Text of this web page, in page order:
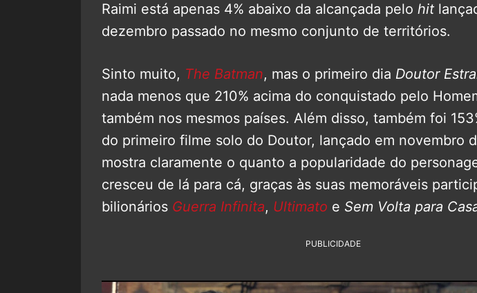
Raimi está apenas 4% abaixo da alcançada pelo hit
dezembro passado no mesmo conjunto de territórios.
Sinto muito, The Batman, mas o primeiro dia Doutor
nada menos que 210% acima do conquistado pelo
também nos mesmos países. Além disso, também foi
do primeiro filme solo do Doutor, lançado em novembro
mostra claramente o quanto a popularidade do
cresceu de lá para cá, graças às suas memoráveis
bilionários Guerra Infinita, Ultimato e Sem Volta para
PUBLICIDADE